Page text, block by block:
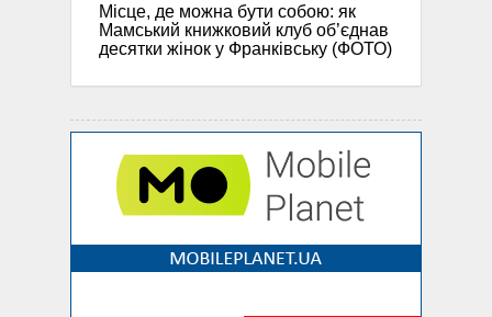
Місце, де можна бути собою: як
Мамський книжковий клуб об’єднав
десятки жінок у Франківську (ФОТО)